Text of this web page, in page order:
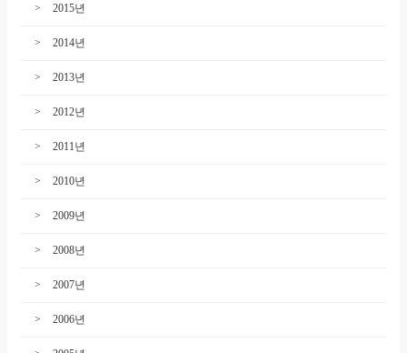
2015년
2014년
2013년
2012년
2011년
2010년
2009년
2008년
2007년
2006년